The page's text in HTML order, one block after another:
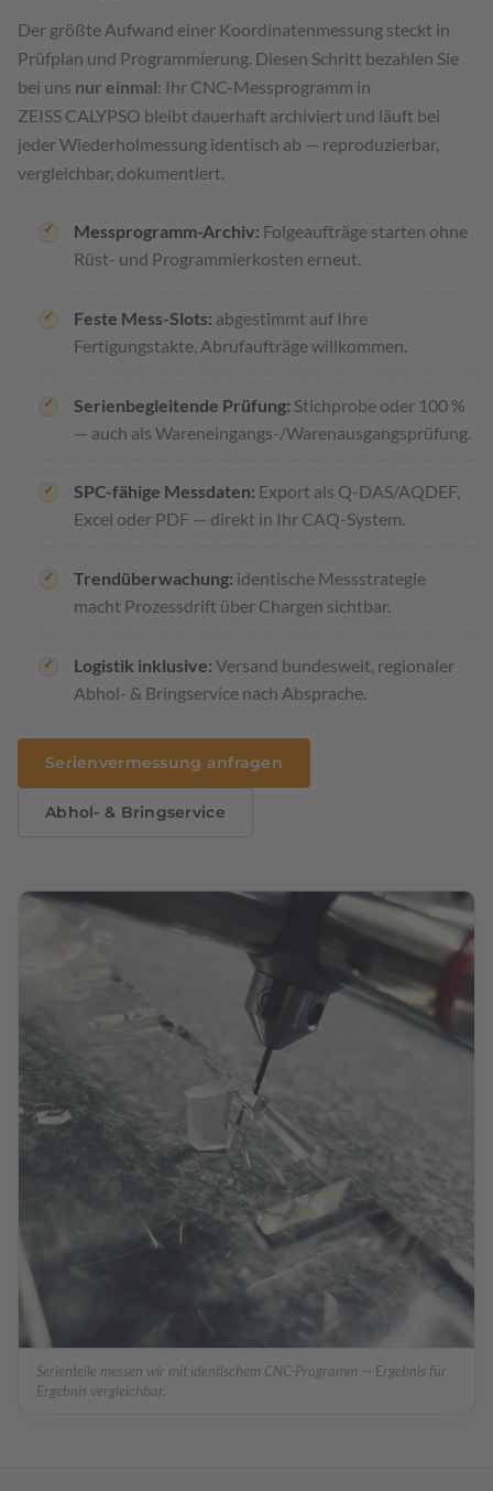
Der größte Aufwand einer Koordinatenmessung steckt in
Prüfplan und Programmierung. Diesen Schritt bezahlen Sie
bei uns nur einmal: Ihr CNC-Messprogramm in
ZEISS CALYPSO bleibt dauerhaft archiviert und läuft bei
jeder Wiederholmessung identisch ab — reproduzierbar,
vergleichbar, dokumentiert.
Messprogramm-Archiv: Folgeaufträge starten ohne
Rüst- und Programmierkosten erneut.
Feste Mess-Slots: abgestimmt auf Ihre
Fertigungstakte, Abrufaufträge willkommen.
Serienbegleitende Prüfung: Stichprobe oder 100 %
— auch als Wareneingangs-/Warenausgangsprüfung.
SPC-fähige Messdaten: Export als Q-DAS/AQDEF,
Excel oder PDF — direkt in Ihr CAQ-System.
Trendüberwachung: identische Messstrategie
macht Prozessdrift über Chargen sichtbar.
Logistik inklusive: Versand bundesweit, regionaler
Abhol- & Bringservice nach Absprache.
Serienvermessung anfragen
Abhol- & Bringservice
Serienteile messen wir mit identischem CNC-Programm — Ergebnis für
Ergebnis vergleichbar.